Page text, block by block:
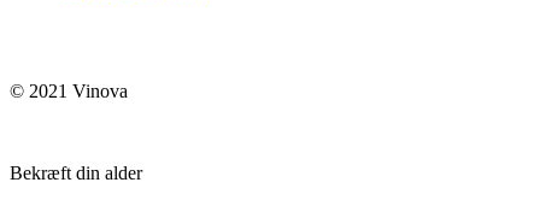
© 2021 Vinova
Bekræft din alder